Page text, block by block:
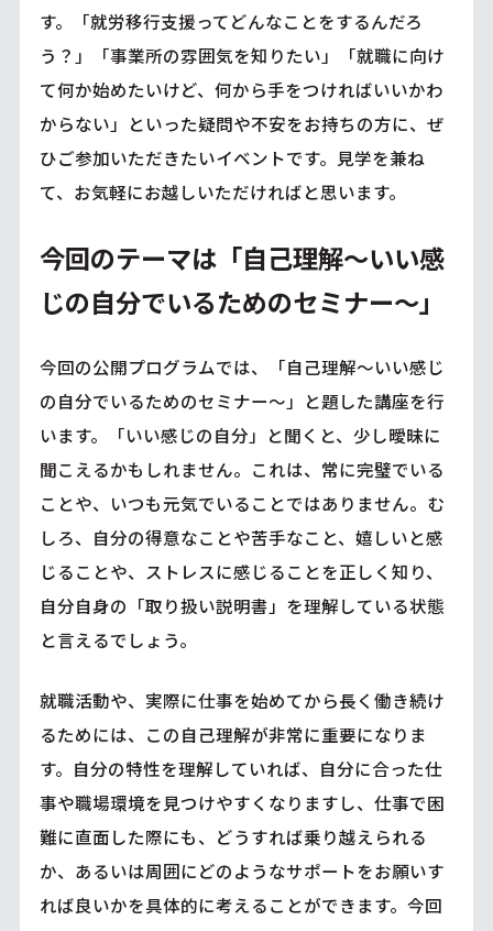
す。「就労移行支援ってどんなことをするんだろ
う？」「事業所の雰囲気を知りたい」「就職に向け
て何か始めたいけど、何から手をつければいいかわ
からない」といった疑問や不安をお持ちの方に、ぜ
ひご参加いただきたいイベントです。見学を兼ね
て、お気軽にお越しいただければと思います。
今回のテーマは「自己理解～いい感
じの自分でいるためのセミナー～」
今回の公開プログラムでは、「自己理解～いい感じ
の自分でいるためのセミナー～」と題した講座を行
います。「いい感じの自分」と聞くと、少し曖昧に
聞こえるかもしれません。これは、常に完璧でいる
ことや、いつも元気でいることではありません。む
しろ、自分の得意なことや苦手なこと、嬉しいと感
じることや、ストレスに感じることを正しく知り、
自分自身の「取り扱い説明書」を理解している状態
と言えるでしょう。
就職活動や、実際に仕事を始めてから長く働き続け
るためには、この自己理解が非常に重要になりま
す。自分の特性を理解していれば、自分に合った仕
事や職場環境を見つけやすくなりますし、仕事で困
難に直面した際にも、どうすれば乗り越えられる
か、あるいは周囲にどのようなサポートをお願いす
れば良いかを具体的に考えることができます。今回